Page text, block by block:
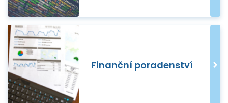
Finanční poradenství